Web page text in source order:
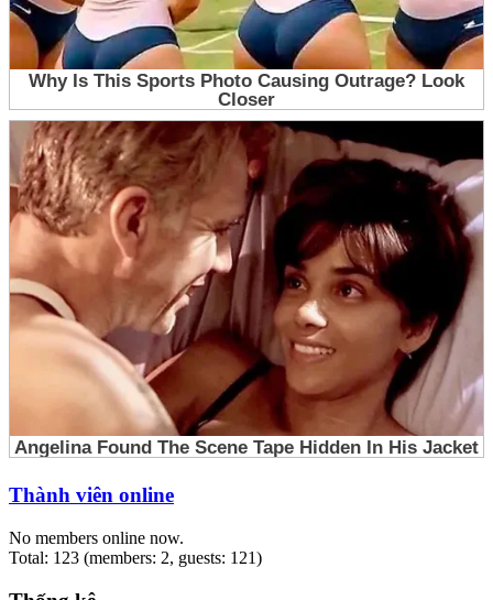
Thành viên online
No members online now.
Total: 123 (members: 2, guests: 121)